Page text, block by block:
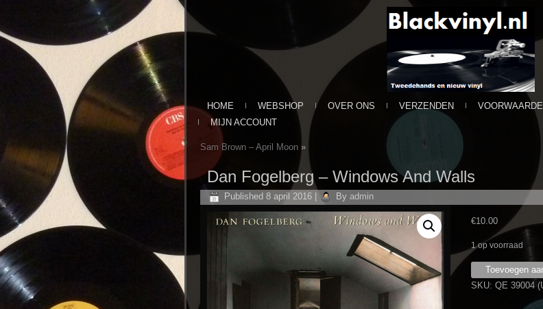
HOME WEBSHOP OVER ONS VERZENDEN
MIJN ACCOUNT
Sam Brown ‎– April Moon»
Dan Fogelberg ‎– Windows And Walls
Published 8 april 2016| By admin
€10.00
1 op voorraad
Dan
Fogelberg
Toevoegen
SKU: QE 39004